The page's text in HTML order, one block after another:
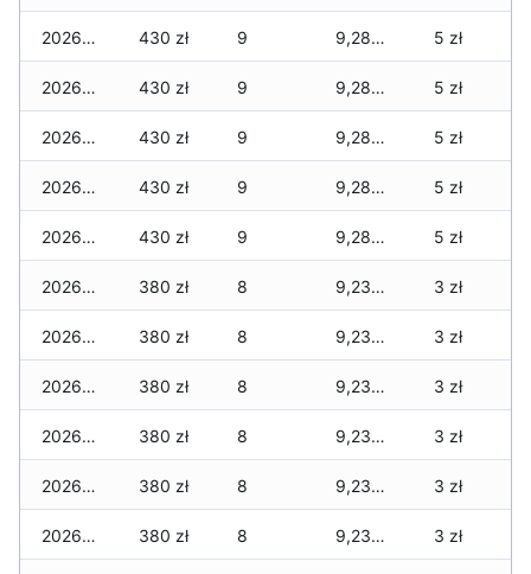
2026-06-27 430 zł 9 9,280 zł 5 zł
2026-06-26 430 zł 9 9,280 zł 5 zł
2026-06-25 430 zł 9 9,280 zł 5 zł
2026-06-24 430 zł 9 9,280 zł 5 zł
2026-06-23 430 zł 9 9,280 zł 5 zł
2026-06-22 380 zł 8 9,230 zł 3 zł
2026-06-21 380 zł 8 9,230 zł 3 zł
2026-06-20 380 zł 8 9,230 zł 3 zł
2026-06-19 380 zł 8 9,230 zł 3 zł
2026-06-18 380 zł 8 9,230 zł 3 zł
2026-06-17 380 zł 8 9,230 zł 3 zł